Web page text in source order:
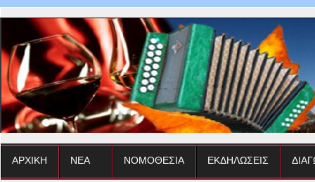
ΑΡΧΙΚΗ ΝΕΑ ΝΟΜΟΘΕΣΙΑ ΕΚΔΗΛΩΣΕΙΣ